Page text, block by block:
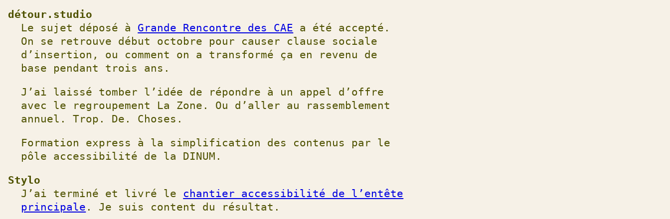
la
liste
des
projets
détour.studio
Le sujet déposé à Grande Rencontre des CAE a été accepté.
On se retrouve début octobre pour causer clause sociale
d’insertion, ou comment on a transformé ça en revenu de
base pendant trois ans.
J’ai laissé tomber l’idée de répondre à un appel d’offre
avec le regroupement La Zone. Ou d’aller au rassemblement
annuel. Trop. De. Choses.
Formation express à la simplification des contenus par le
pôle accessibilité de la DINUM.
Stylo
J’ai terminé et livré le chantier accessibilité de l’entête
principale . Je suis content du résultat.